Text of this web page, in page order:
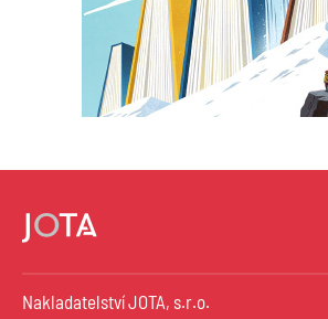
Nakladatelství JOTA, s.r.o.